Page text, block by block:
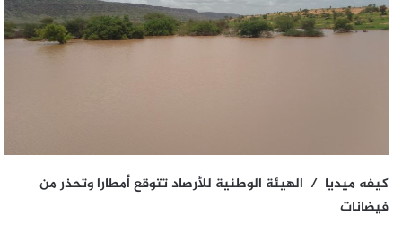
كيفه ميديا / الهيئة الوطنية للأرصاد تتوقع أمطارا وتحذر من
فيضانات